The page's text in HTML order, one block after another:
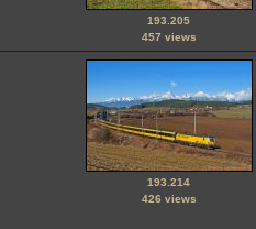
193.205
457 views
193.214
426 views